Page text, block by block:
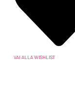
VAI ALLA WISHLIST